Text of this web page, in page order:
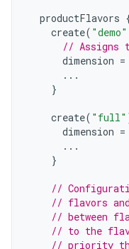
productFlavors
create( "demo"
// Assigns
dimension =
...
}
create( "full"
dimension =
...
}
//
// flavors
// between
// to the
// priority